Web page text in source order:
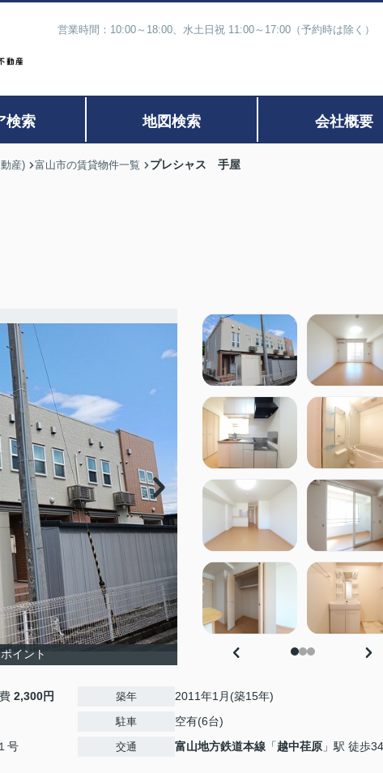
営業時間：10:00～18:00、水土日祝 11:00～17:00（予約時は除く
検索 地図検索 会社概要
産) 富山市の賃貸物件一覧 プレシャス 手屋
イント
2,300円
号
築年 2011年1月(築15年)
駐車 空有(6台)
交通 富山地方鉄道本線 「越中荏原 」駅 徒歩